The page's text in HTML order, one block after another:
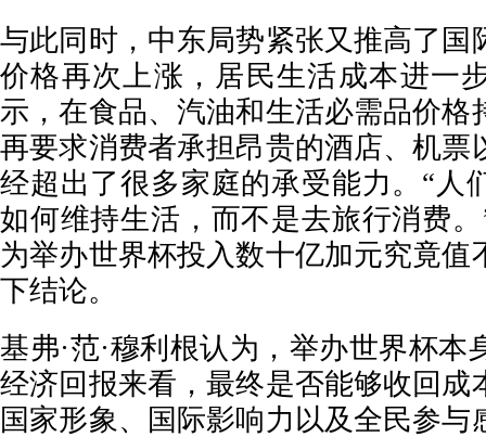
与此同时，中东局势紧张又推高了国
价格再次上涨，居民生活成本进一
示，在食品、汽油和生活必需品价格
再要求消费者承担昂贵的酒店、机票
经超出了很多家庭的承受能力。“人
如何维持生活，而不是去旅行消费
为举办世界杯投入数十亿加元究竟值
下结论。
基弗·范·穆利根认为，举办世界杯本
经济回报来看，最终是否能够收回成
国家形象、国际影响力以及全民参与